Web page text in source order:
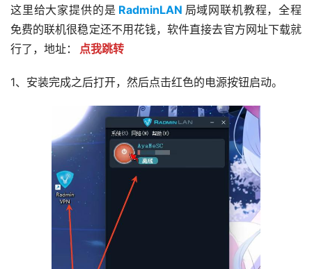
这里给大家提供的是 RadminLAN 局域网联机教程，全程
免费的联机很稳定还不用花钱，软件直接去官方网址下载就
行了，地址：
点我跳转
1、安装完成之后打开，然后点击红色的电源按钮启动。